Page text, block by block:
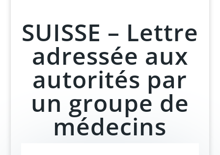
SUISSE – Lettre
adressée aux
autorités par
un groupe de
médecins